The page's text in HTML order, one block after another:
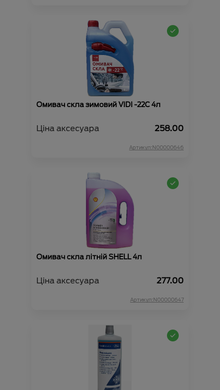
Омивач скла зимовий VIDI -22С 4л
Ціна аксесуара 258.00
Артикул:N00000646
Омивач скла літній SHELL 4л
Ціна аксесуара 277.00
Артикул:N00000647